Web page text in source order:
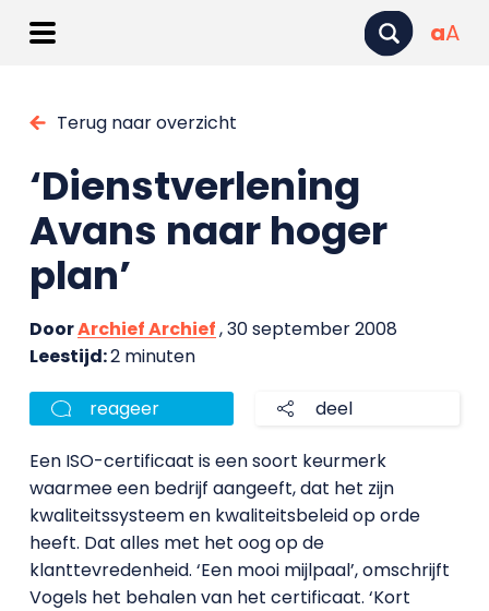
aA
Terug naar overzicht
‘Dienstverlening
Avans naar hoger
plan’
DoorArchief Archief, 30 september 2008
Leestijd:2 minuten
reageer deel
Een ISO-certificaat is een soort keurmerk
waarmee een bedrijf aangeeft, dat het zijn
kwaliteitssysteem en kwaliteitsbeleid op orde
heeft. Dat alles met het oog op de
klanttevredenheid. ‘Een mooi mijlpaal’, omschrijft
Vogels het behalen van het certificaat. ‘Kort